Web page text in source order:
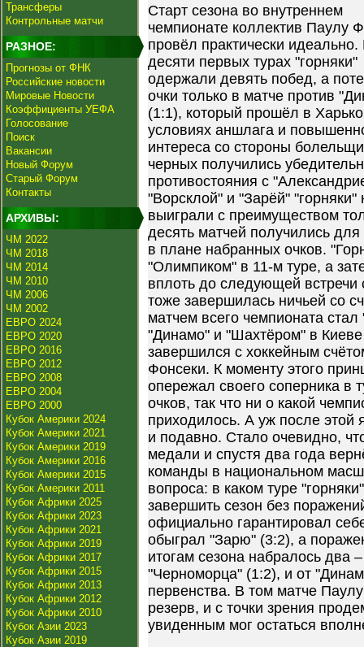
Трансферы
Контрольные матчи
РАЗНОЕ:
Прогнозы от ФНК
Российские новости
Мировые Новости
Коэффициенты УЕФА
Голосование
Поиск
Вакансии
Новый Форум
Старый Форум
Контакты
АРХИВЫ:
ЧМ 2022
ЧМ 2018
ЧМ 2014
ЧМ 2010
ЧМ 2006
ЧМ 2002
ЕВРО 2024
ЕВРО 2020
ЕВРО 2016
ЕВРО 2012
ЕВРО 2008
ЕВРО 2004
ЕВРО 2000
Кубок Америки 2024
Кубок Америки 2021
Кубок Америки 2019
Кубок Америки 2016
Кубок Америки 2015
Кубок Америки 2011
Кубок Африки 2025
Кубок Африки 2023
Кубок Африки 2021
Кубок Африки 2019
Кубок Африки 2017
Кубок Африки 2015
Кубок Африки 2013
Кубок Африки 2012
Кубок Африки 2010
Кубок Азии 2023
Кубок Азии 2019
Старт сезона во внутреннем
чемпионате коллектив Паулу
провёл практически идеально.
десяти первых турах "горняки"
одержали девять побед, а
очки только в матче против
(1:1), который прошёл в
условиях аншлага и
интереса со стороны
черных получились
противостояния с
"Ворсклой" и "Зарёй" "горняки"
выиграли с преимуществом
десять матчей получились
в плане набранных очков.
"Олимпиком" в 11-м туре, а
вплоть до следующей встречи
тоже завершилась ничьей со
матчем всего чемпионата
"Динамо" и "Шахтёром" в
завершился с хоккейным
Фонсеки. К моменту этого
опережал своего соперника в
очков, так что ни о какой
приходилось. А уж после
и подавно. Стало очевидно,
медали и спустя два года
команды в национальном
вопроса: в каком туре
завершить сезон без
официально гарантировал
обыграл "Зарю" (3:2), а
итогам сезона набралось два
"Черноморца" (1:2), и от
первенства. В том матче
резерв, и с точки зрения
увиденным мог остаться